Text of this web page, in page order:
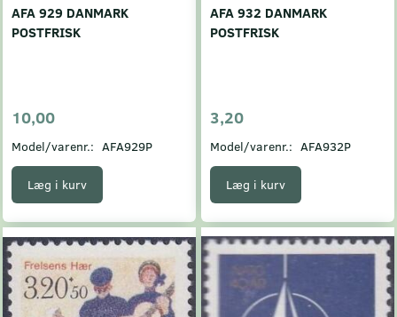
AFA 929 DANMARK
POSTFRISK
10,00
Model/varenr.: AFA929P
Læg i kurv
AFA 932 DANMARK
POSTFRISK
3,20
Model/varenr.: AFA932P
Læg i kurv